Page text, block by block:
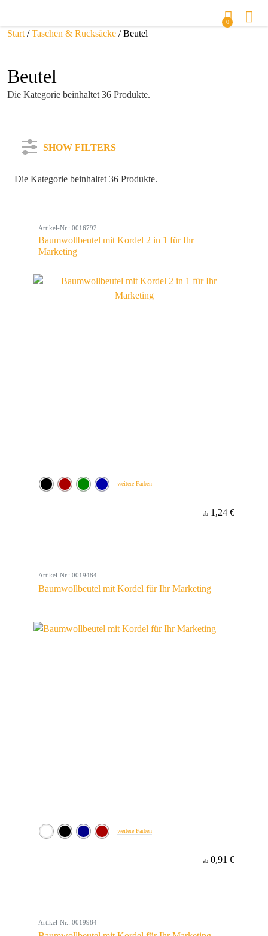
0
Start /Taschen & Rucksäcke / Beutel
Beutel
Die Kategorie beinhaltet 36 Produkte.
SHOW FILTERS
Farbe
Die Kategorie beinhaltet 36 Produkte.
Artikel-Nr.: 0016792
Baumwollbeutel mit Kordel 2 in 1 für Ihr
Marketing
weitere Farben
ab 1,24 €
Artikel-Nr.: 0019484
Baumwollbeutel mit Kordel für Ihr Marketing
weitere Farben
ab 0,91 €
Artikel-Nr.: 0019984